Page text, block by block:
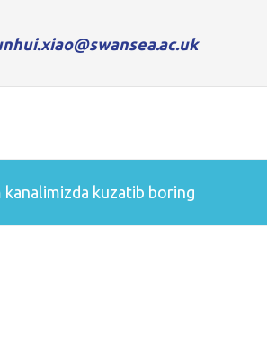
kanalimizda kuzatib boring